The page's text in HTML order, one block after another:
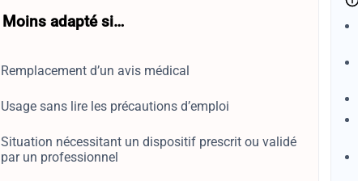
Moins adapté si…
Remplacement d’un avis médical
Usage sans lire les précautions d’emploi
Situation nécessitant un dispositif prescrit ou validé
par un professionnel